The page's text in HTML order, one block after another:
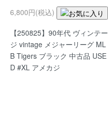
6,800円(税込)
【250825】90年代 ヴィンテー
ジ vintage メジャーリーグ ML
B Tigers ブラック 中古品 USE
D #XL アメカジ